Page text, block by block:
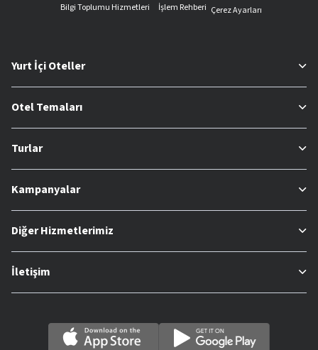
Bilgi Toplumu Hizmetleri
İşlem Rehberi Çerez Ayarları
Yurt İçi Oteller
Otel Temaları
Turlar
Kampanyalar
Diğer Hizmetlerimiz
İletişim